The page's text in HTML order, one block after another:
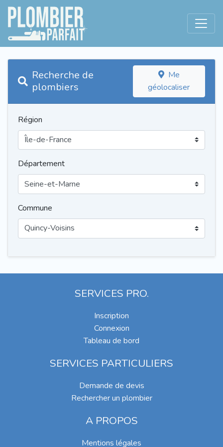
Recherche de
plombiers
Me
géolocaliser
Région
Département
Commune
SERVICES PRO.
Inscription
Connexion
Tableau de bord
SERVICES PARTICULIERS
Demande de devis
Rechercher un plombier
A PROPOS
Mentions légales